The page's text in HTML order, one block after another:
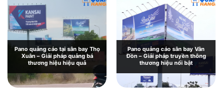
Pano quảng cáo tại sân bay Thọ
Xuân – Giải pháp quảng bá
thương hiệu hiệu quả
Pano quảng cáo sân bay Vân
Đồn – Giải pháp truyền thông
thương hiệu nổi bật